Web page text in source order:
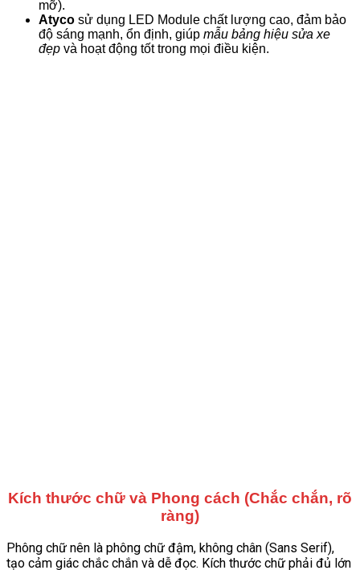
mỡ).
Atyco sử dụng LED Module chất lượng cao, đảm bảo
độ sáng mạnh, ổn định, giúp mẫu bảng hiệu sửa xe
đẹp và hoạt động tốt trong mọi điều kiện.
Kích thước chữ và Phong cách (Chắc chắn, rõ
ràng)
Phông chữ nên là phông chữ đậm, không chân (Sans Serif),
tạo cảm giác chắc chắn và dễ đọc. Kích thước chữ phải đủ lớn